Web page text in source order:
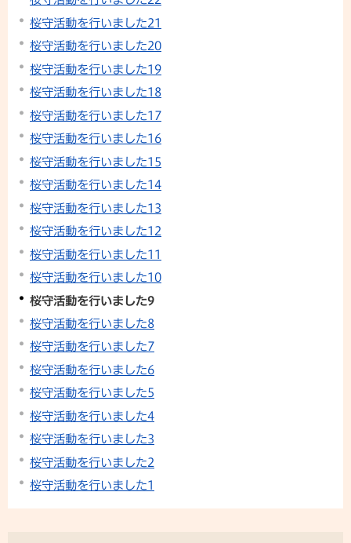
桜守活動を行いました21
桜守活動を行いました20
桜守活動を行いました19
桜守活動を行いました18
桜守活動を行いました17
桜守活動を行いました16
桜守活動を行いました15
桜守活動を行いました14
桜守活動を行いました13
桜守活動を行いました12
桜守活動を行いました11
桜守活動を行いました10
桜守活動を行いました9
桜守活動を行いました8
桜守活動を行いました7
桜守活動を行いました6
桜守活動を行いました5
桜守活動を行いました4
桜守活動を行いました3
桜守活動を行いました2
桜守活動を行いました1